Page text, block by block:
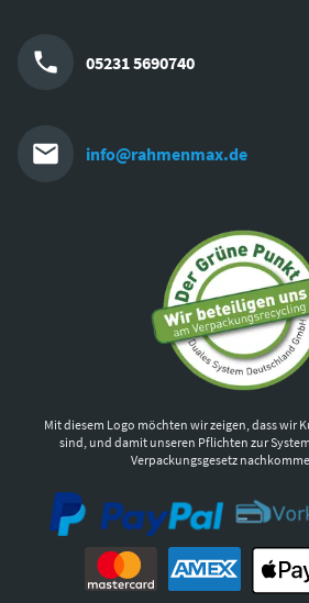
05231 5690740
info@rahmenmax.de
Mit diesem Logo möchten wir zeigen, dass wir
sind, und damit unseren Pflichten zur
Verpackungsgesetz